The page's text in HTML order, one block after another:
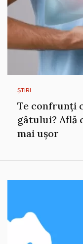
ȘTIRI
Te confrunți
gâtului? Află
mai ușor